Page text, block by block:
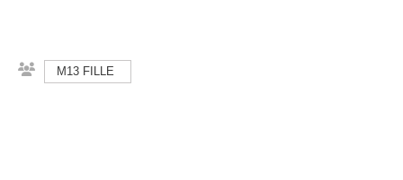
M13 FILLE